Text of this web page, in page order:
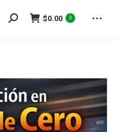
Search:$0.00 0